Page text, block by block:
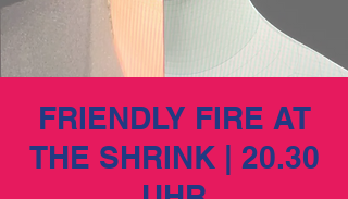
FRIENDLY FIRE AT
THE SHRINK | 20.30